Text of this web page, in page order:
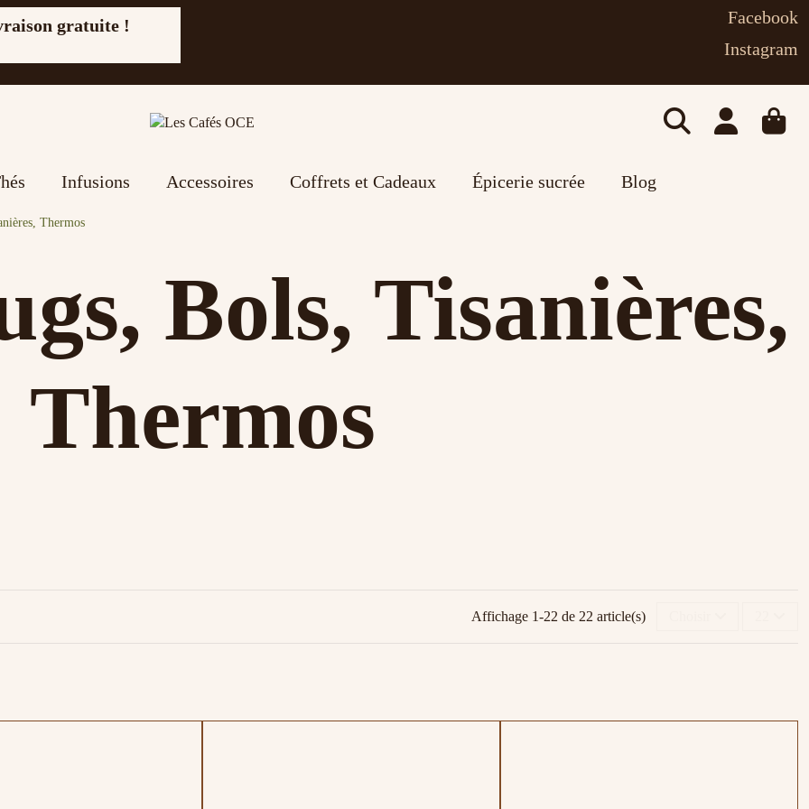
gratuite !
Facebook
Instagram
Infusions Accessoires Coffrets et Cadeaux Épicerie sucrée Blog
Thermos
Bols, Tisanières,
Thermos
Affichage 1-22 de 22 article(s)